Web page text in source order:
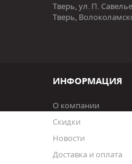
Тверь, ул. П.
Тверь,
ИНФОРМАЦИЯ
О компании
Скидки
Новости
Доставка и оплата